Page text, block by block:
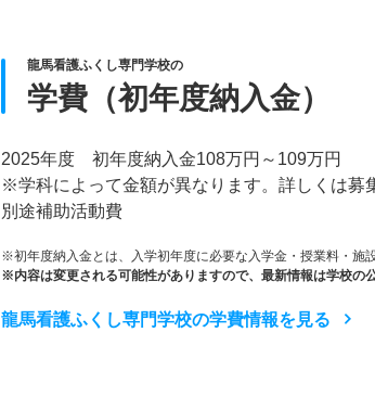
龍馬看護ふくし専門学校の
学費（初年度納入金）
2025年度 初年度納入金108万円～109万円
※学科によって金額が異なります。詳しくは募
別途補助活動費
※初年度納入金とは、入学初年度に必要な入学金・授業料・施
※内容は変更される可能性がありますので、最新情報は学校の
龍馬看護ふくし専門学校の学費情報を見る